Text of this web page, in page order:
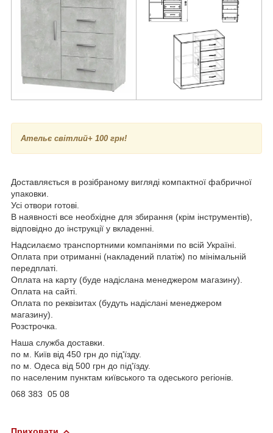
Ательє світлий+ 100 грн!
Доставляється в розібраному вигляді компактної фабричної
упаковки.
Усі отвори готові.
В наявності все необхідне для збирання (крім інструментів),
відповідно до інструкції у вкладенні.
Надсилаємо транспортними компаніями по всій Україні.
Оплата при отриманні (накладений платіж) по мінімальній
передплаті.
Оплата на карту (буде надіслана менеджером магазину).
Оплата на сайті.
Оплата по реквізитах (будуть надіслані менеджером
магазину).
Розстрочка.
Наша служба доставки.
по м. Київ від 450 грн до під'їзду.
по м. Одеса від 500 грн до під'їзду.
по населеним пунктам київського та одеського регіонів.
068 383 05 08
Приховати